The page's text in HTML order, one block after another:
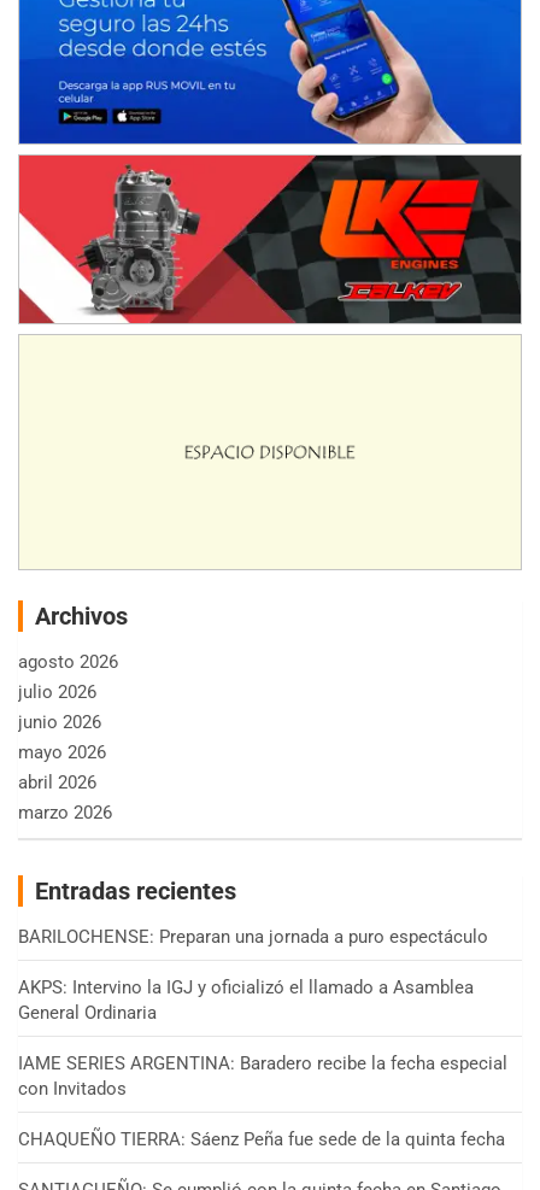
Archivos
agosto 2026
julio 2026
junio 2026
mayo 2026
abril 2026
marzo 2026
Entradas recientes
BARILOCHENSE: Preparan una jornada a puro espectáculo
AKPS: Intervino la IGJ y oficializó el llamado a Asamblea
General Ordinaria
IAME SERIES ARGENTINA: Baradero recibe la fecha especial
con Invitados
CHAQUEÑO TIERRA: Sáenz Peña fue sede de la quinta fecha